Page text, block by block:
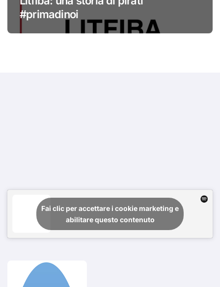
#primadinoi
Fai clic per accettare i cookie marketing e
abilitare questo contenuto